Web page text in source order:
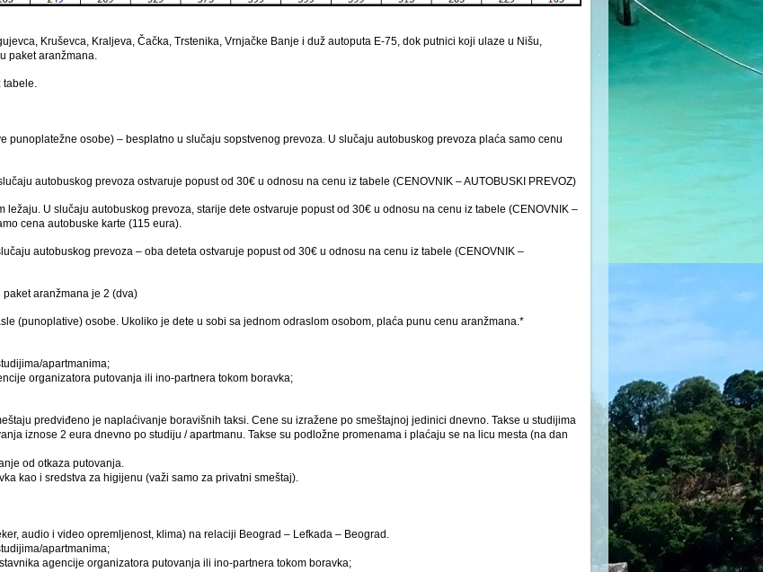
Kruševca, Kraljeva, Čačka, Trstenika, Vrnjačke Banje i duž autoputa E-75, dok putnici koji ulaze u Nišu,
paket aranžmana.
tabele.
punoplatežne osobe) – besplatno u slučaju sopstvenog prevoza. U slučaju autobuskog prevoza plaća samo cenu
autobuskog prevoza ostvaruje popust od 30€ u odnosu na cenu iz tabele (CENOVNIK – AUTOBUSKI PREVOZ)
U slučaju autobuskog prevoza, starije dete ostvaruje popust od 30€ u odnosu na cenu iz tabele (CENOVNIK –
cena autobuske karte (115 eura).
autobuskog prevoza – oba deteta ostvaruje popust od 30€ u odnosu na cenu iz tabele (CENOVNIK –
aranžmana je 2 (dva)
(punoplative) osobe. Ukoliko je dete u sobi sa jednom odraslom osobom, plaća punu cenu aranžmana.*
apartmanima;
organizatora putovanja ili ino-partnera tokom boravka;
predviđeno je naplaćivanje boravišnih taksi. Cene su izražene po smeštajnoj jedinici dnevno. Takse u studijima
iznose 2 eura dnevno po studiju / apartmanu. Takse su podložne promenama i plaćaju se na licu mesta (na dan
od otkaza putovanja.
kao i sredstva za higijenu (važi samo za privatni smeštaj).
audio i video opremljenost, klima) na relaciji Beograd – Lefkada – Beograd.
apartmanima;
agencije organizatora putovanja ili ino-partnera tokom boravka;